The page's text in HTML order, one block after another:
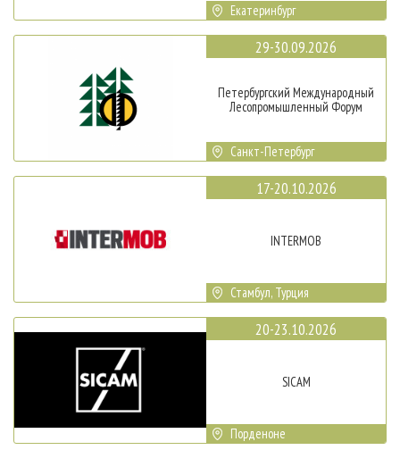
Екатеринбург
29-30.09.2026
Петербургский Международный
Лесопромышленный Форум
Санкт-Петербург
17-20.10.2026
INTERMOB
Стамбул, Турция
20-23.10.2026
SICAM
Порденоне